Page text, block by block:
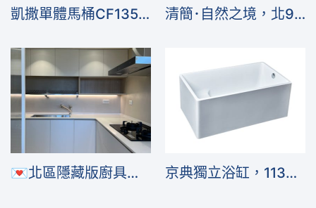
凱撒單體馬桶CF1354，管距30公分，短版62.5公分，小空間可選 清簡･自然之境，北9設計
💌北區隱藏版廚具專案 京典獨立浴缸，113~153cm，矮座矮缸好進入，有小尺寸